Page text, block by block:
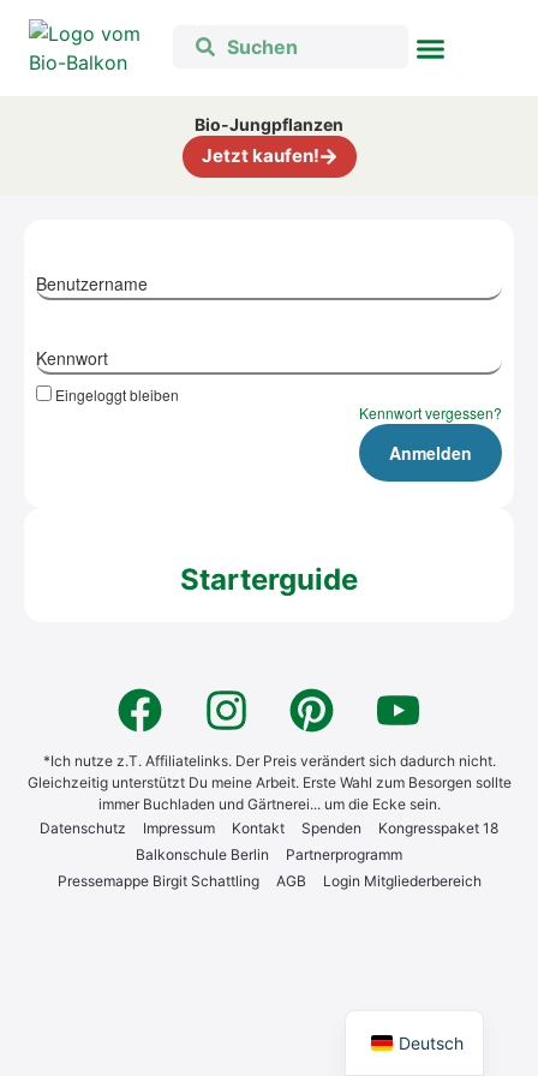
Bio-Jungpflanzen
Jetzt kaufen!
Starterguide
Benutzername
Kennwort
Eingeloggt bleiben
Kennwort vergessen?
*Ich nutze z.T. Affiliatelinks. Der Preis verändert sich dadurch nicht.
Gleichzeitig unterstützt Du meine Arbeit. Erste Wahl zum Besorgen sollte
immer Buchladen und Gärtnerei... um die Ecke sein.
Daten­schutz
Impres­sum Kon­takt Spen­den
Kon­gress­pa­ket 18
Bal­kon­schu­le Ber­lin
Part­ner­pro­gramm
Pres­se­map­pe Bir­git Schatt­ling
AGB Log­in Mit­glie­der­be­reich
Deutsch